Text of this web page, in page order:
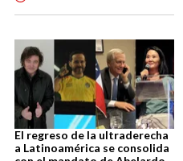
El regreso de la ultraderecha
a Latinoamérica se consolida